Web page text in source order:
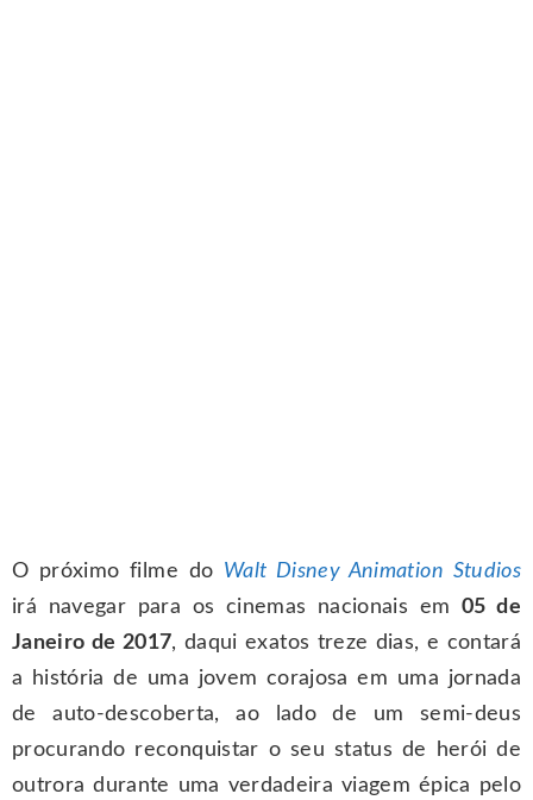
O próximo filme do Walt Disney Animation Studios
irá navegar para os cinemas nacionais em05 de
Janeiro de 2017, daqui exatos treze dias, e contará
a história de uma jovem corajosa em uma jornada
de auto-descoberta, ao lado de um semi-deus
procurando reconquistar o seu status de herói de
outrora durante uma verdadeira viagem épica pelo